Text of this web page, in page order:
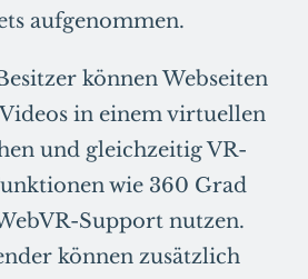
aufgenommen.
können Webseiten
in einem virtuellen
und gleichzeitig VR-
wie 360 Grad
Support nutzen.
können zusätzlich